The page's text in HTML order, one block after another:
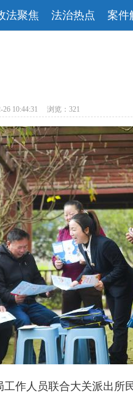
法聚焦 法治热点 案件
10:44:31 浏览：321
作人员联合大关派出所